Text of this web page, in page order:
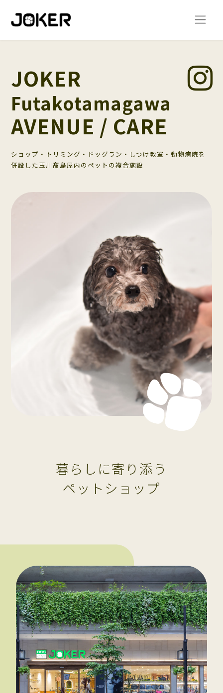
JOKER
Futakotamagawa
AVENUE / CARE
ショップ・トリミング・ドッグラン・しつけ教室・動物病院を
併設した玉川髙島屋内のペットの複合施設
暮らしに寄り添う
ペットショップ